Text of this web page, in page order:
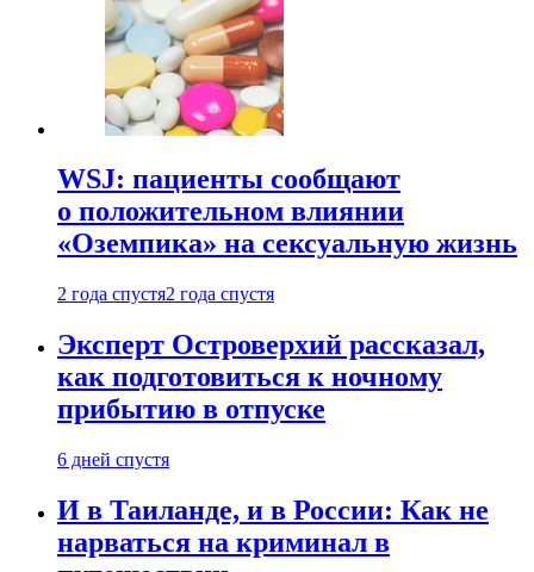
WSJ: пациенты сообщают
о положительном влиянии
«Оземпика» на сексуальную жизнь
2 года спустя2 года спустя
Эксперт Островерхий рассказал,
как подготовиться к ночному
прибытию в отпуске
6 дней спустя
И в Таиланде, и в России: Как не
нарваться на криминал в